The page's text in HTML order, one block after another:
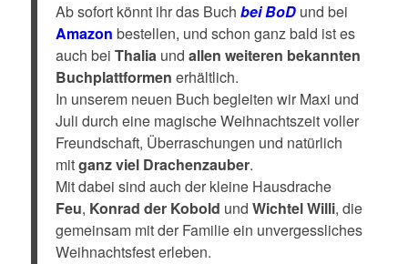
Ab sofort könnt ihr das Buch bei BoDund bei
Amazon bestellen, und schon ganz bald ist es
auch bei Thaliaund allen weiteren bekannten
Buchplattformen erhältlich.
In unserem neuen Buch begleiten wir Maxi und
Juli durch eine magische Weihnachtszeit voller
Freundschaft, Überraschungen und natürlich
mitganz viel Drachenzauber.
Mit dabei sind auch der kleine Hausdrache
Feu, Konrad der Kobold und Wichtel Willi, die
gemeinsam mit der Familie ein unvergessliches
Weihnachtsfest erleben.